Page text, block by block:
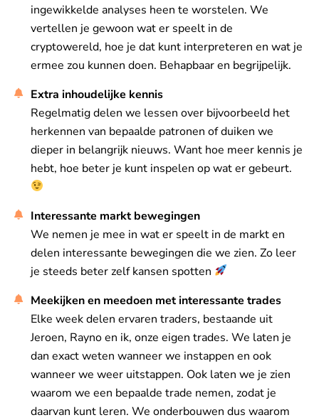
ingewikkelde analyses heen te worstelen. We
vertellen je gewoon wat er speelt in de
cryptowereld, hoe je dat kunt interpreteren en wat je
ermee zou kunnen doen. Behapbaar en begrijpelijk.
Extra inhoudelijke kennis
Regelmatig delen we lessen over bijvoorbeeld het
herkennen van bepaalde patronen of duiken we
dieper in belangrijk nieuws. Want hoe meer kennis je
hebt, hoe beter je kunt inspelen op wat er gebeurt.
Interessante markt bewegingen
We nemen je mee in wat er speelt in de markt en
delen interessante bewegingen die we zien. Zo leer
je steeds beter zelf kansen spotten
Meekijken en meedoen met interessante trades
Elke week delen ervaren traders, bestaande uit
Jeroen, Rayno en ik, onze eigen trades. We laten je
dan exact weten wanneer we instappen en ook
wanneer we weer uitstappen. Ook laten we je zien
waarom we een bepaalde trade nemen, zodat je
daarvan kunt leren. We onderbouwen dus waarom